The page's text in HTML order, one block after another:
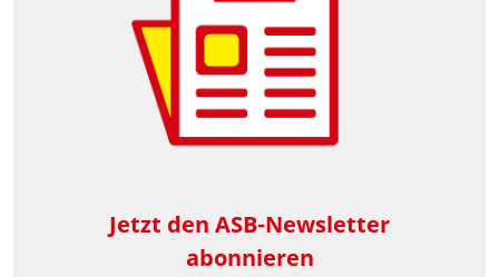
Jetzt den ASB-Newsletter
abonnieren